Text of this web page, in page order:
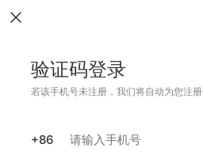
验证码登录
若该手机号未注册，我们将自动为您注册
+86